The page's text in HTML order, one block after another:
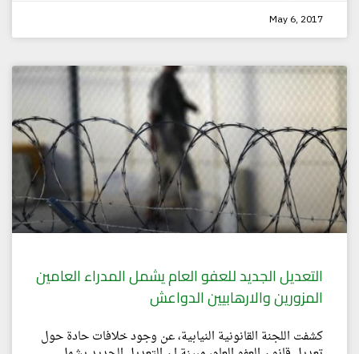
May 6, 2017
التعديل الجديد للعفو العام يشمل المدراء العامين
المزورين والارهابيين الدواعش
كشفت اللجنة القانونية النيابية، عن وجود خلافات حادة حول